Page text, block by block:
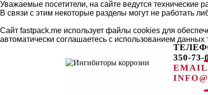
Уважаемые посетители, на сайте ведутся технические
В связи с этим некоторые разделы могут не работать
Сайт fastpack.me использует файлы cookies для
автоматически соглашаетесь с использованием данных
350-73-
EMAIL: